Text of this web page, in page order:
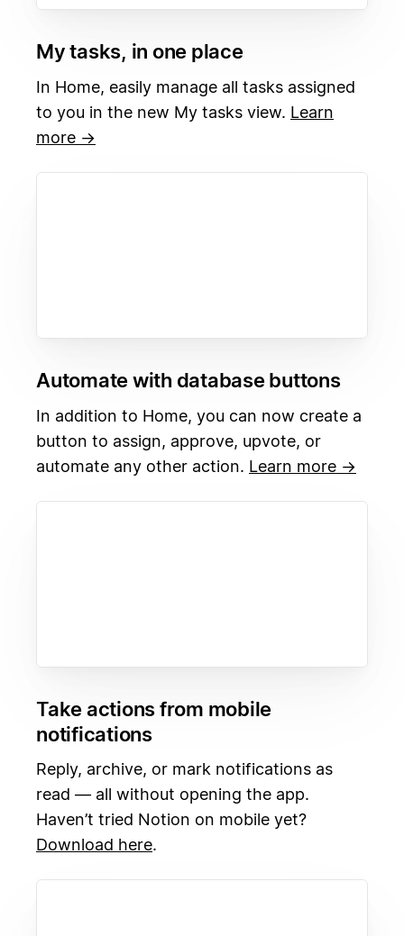
My tasks, in one place
In Home, easily manage all tasks assigned
to you in the new My tasks view. Learn
more →
Automate with database buttons
In addition to Home, you can now create a
button to assign, approve, upvote, or
automate any other action. Learn more →
Take actions from mobile
notifications
Reply, archive, or mark notifications as
read — all without opening the app.
Haven’t tried Notion on mobile yet?
Download here.